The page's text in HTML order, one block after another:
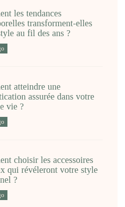
les tendances
transforment-elles
au fil des ans ?
atteindre une
assurée dans votre
vie ?
choisir les accessoires
qui révéleront votre style
?